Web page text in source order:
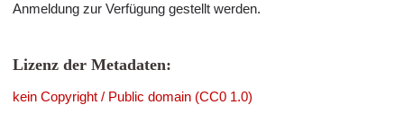
Anmeldung zur Verfügung gestellt werden.
Lizenz der Metadaten:
kein Copyright / Public domain (CC0 1.0)